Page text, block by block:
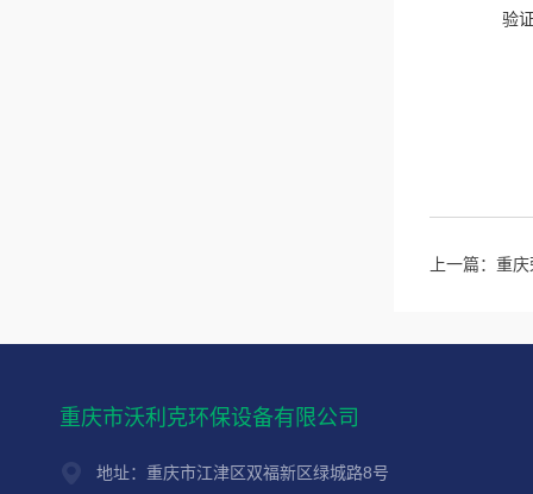
验
上一篇： 重庆
重庆市沃利克环保设备有限公司
地址：重庆市江津区双福新区绿城路8号